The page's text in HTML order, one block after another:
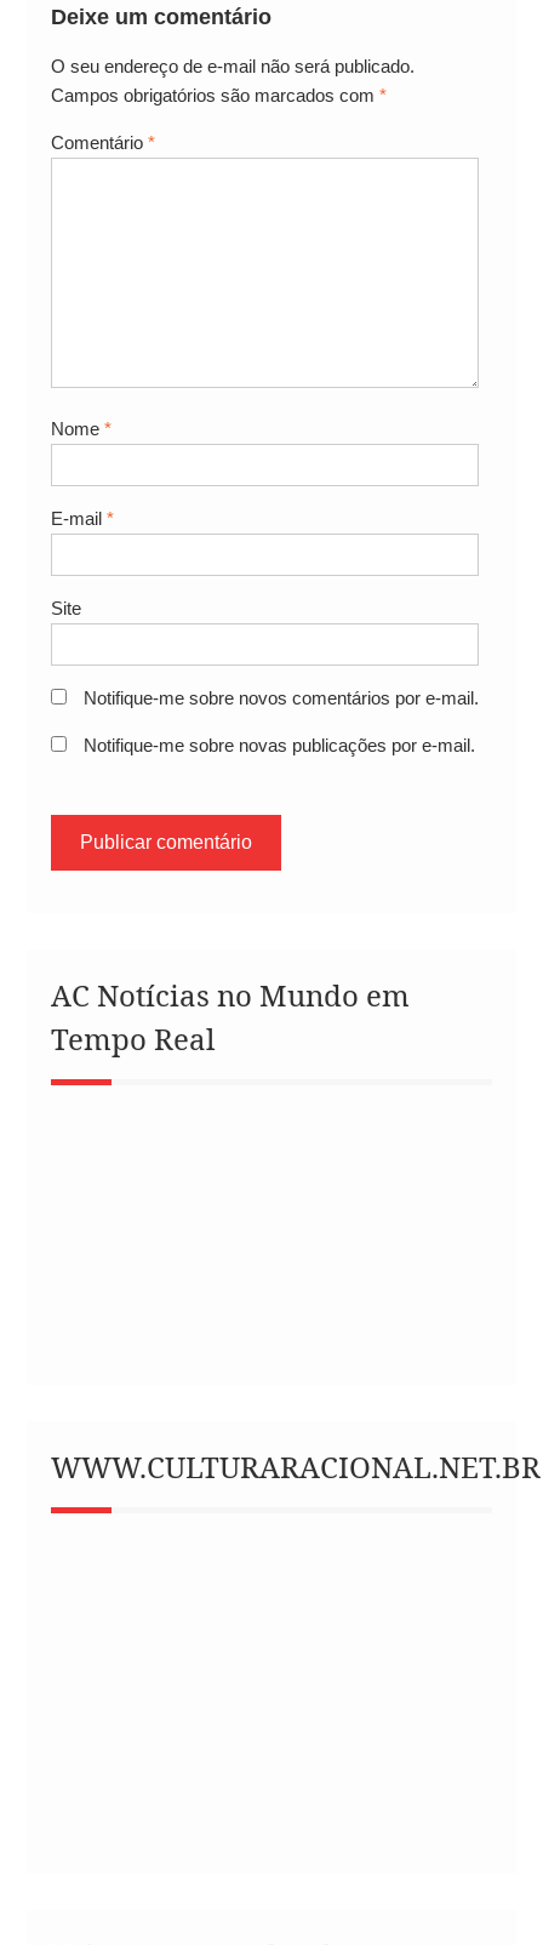
Deixe um comentário
O seu endereço de e-mail não será publicado.
Campos obrigatórios são marcados com *
Comentário *
Nome *
E-mail *
Site
Notifique-me sobre novos comentários por e-mail.
Notifique-me sobre novas publicações por e-mail.
AC Notícias no Mundo em
Tempo Real
WWW.CULTURARACIONAL.NET.BR